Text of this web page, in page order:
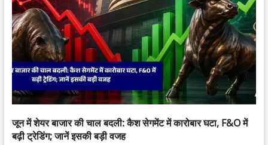
जून में शेयर बाजार की चाल बदली: कैश सेगमेंट में कारोबार घटा, F&O में
बढ़ी ट्रेडिंग; जानें इसकी बड़ी वजह